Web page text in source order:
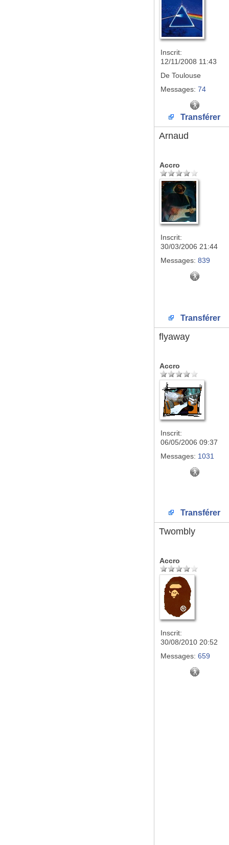
Inscrit:
12/11/2008 11:43
De Toulouse
Messages: 74
Transférer
Arnaud
Accro
Inscrit:
30/03/2006 21:44
Messages: 839
Transférer
flyaway
Accro
Inscrit:
06/05/2006 09:37
Messages: 1031
Transférer
Twombly
Accro
Inscrit:
30/08/2010 20:52
Messages: 659